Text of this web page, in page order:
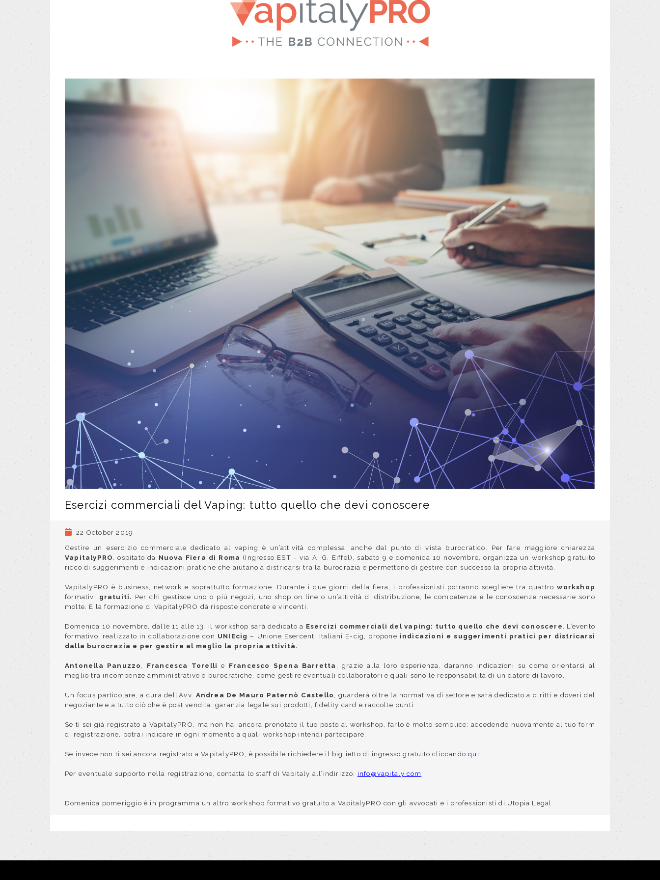
Esercizi commerciali del Vaping: tutto quello che devi conoscere
22 October 2019
Gestire un esercizio commerciale dedicato al vaping è un’attività complessa, anche dal punto di vista burocratico. Per fare maggiore chiarezza
VapitalyPRO
, ospitato da Nuova Fiera di Roma (Ingresso EST - via A. G. Eiffel),
sabato 9 e domenica 10 novembre, organizza un workshop gratuito
ricco di suggerimenti e indicazioni pratiche che aiutano a districarsi tra la burocrazia e permettono di gestire con successo la propria attività.
VapitalyPRO è business, network e soprattutto formazione. Durante i due giorni della fiera, i professionisti potranno scegliere traquattroworkshop
formativi gratuiti. Per chi gestisce uno o più negozi, uno shop on line o un’attività di distribuzione, le competenze e le conoscenze necessarie sono
molte. E la formazione di VapitalyPRO dà risposte concrete e vincenti.
Domenica 10 novembre, dalle 11 alle 13, il workshop sarà dedicato a Esercizi commerciali del vaping: tutto quello che devi conoscere
. L’evento
formativo, realizzato incollaborazione con UNIEcig – Unione Esercenti Italiani E-cig, propone indicazioni e suggerimenti pratici per districarsi
dalla burocrazia e per gestire al meglio la propria attività.
Antonella Panuzzo Francesca Torelli e Francesco Spena Barretta
, grazie alla loro esperienza, daranno indicazioni su come orientarsi al
meglio tra incombenze amministrative e burocratiche, come gestire eventuali collaboratori e quali sono le responsabilità di un datore di lavoro.
Un focus particolare, a cura dell’Avv. Andrea De Mauro Paternò Castello
, guarderà oltre la normativa di settore e sarà dedicato a diritti e doveri del
negoziante e a tutto ciò che è post vendita: garanzia legale sui prodotti, fidelity card e raccolte punti.
Se ti sei già registrato a VapitalyPRO, ma non hai ancora prenotato il tuo posto al workshop, farlo è molto semplice: accedendo nuovamente al tuo form
di registrazione, potrai indicare in ogni momento a quali workshop intendi partecipare.
Se invece non ti sei ancora registrato a VapitalyPRO, è possibile richiedere il biglietto di ingresso gratuito cliccandoqui
Per eventuale supporto nella registrazione, contatta lo staff di Vapitaly all’indirizzo: info@vapitaly.com
Domenica pomeriggio è in programma un altro workshop formativo gratuito a VapitalyPRO con gli avvocati e i professionisti di Utopia Legal.